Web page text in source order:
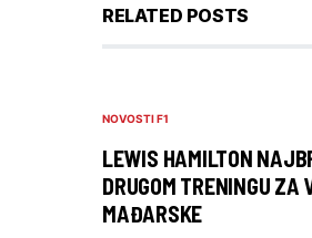
RELATED POSTS
NOVOSTI F1
LEWIS HAMILTON
DRUGOM TRENINGU ZA
MAĐARSKE